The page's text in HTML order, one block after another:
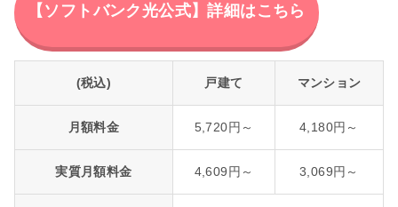
【ソフトバンク光公式】詳細はこちら
(税込) 戸建て マンション
月額料金 5,720円～ 4,180円～
実質月額料金 4,609円～ 3,069円～